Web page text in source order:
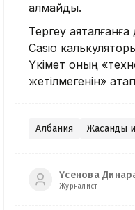
алмайды.
Тергеу
Casio
Үкімет оның
жетілмегенін»
Албания Жасанды
Үсенова
Журналист